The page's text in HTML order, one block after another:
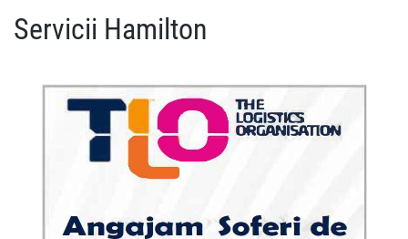
Servicii Hamilton